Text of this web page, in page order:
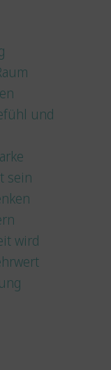
und
sein
wird